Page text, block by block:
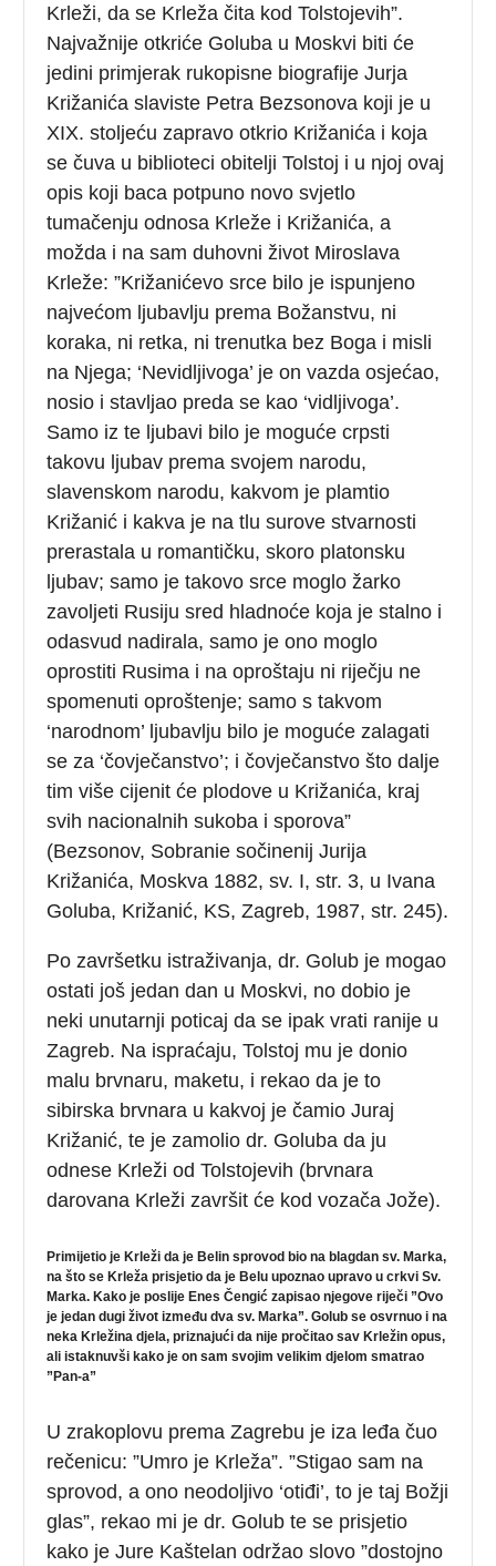
Krleži, da se Krleža čita kod Tolstojevih”.
Najvažnije otkriće Goluba u Moskvi biti će
jedini primjerak rukopisne biografije Jurja
Križanića slaviste Petra Bezsonova koji je u
XIX. stoljeću zapravo otkrio Križanića i koja
se čuva u biblioteci obitelji Tolstoj i u njoj ovaj
opis koji baca potpuno novo svjetlo
tumačenju odnosa Krleže i Križanića, a
možda i na sam duhovni život Miroslava
Krleže: ”Križanićevo srce bilo je ispunjeno
najvećom ljubavlju prema Božanstvu, ni
koraka, ni retka, ni trenutka bez Boga i misli
na Njega; ‘Nevidljivoga’ je on vazda osjećao,
nosio i stavljao preda se kao ‘vidljivoga’.
Samo iz te ljubavi bilo je moguće crpsti
takovu ljubav prema svojem narodu,
slavenskom narodu, kakvom je plamtio
Križanić i kakva je na tlu surove stvarnosti
prerastala u romantičku, skoro platonsku
ljubav; samo je takovo srce moglo žarko
zavoljeti Rusiju sred hladnoće koja je stalno i
odasvud nadirala, samo je ono moglo
oprostiti Rusima i na oproštaju ni riječju ne
spomenuti oproštenje; samo s takvom
‘narodnom’ ljubavlju bilo je moguće zalagati
se za ‘čovječanstvo’; i čovječanstvo što dalje
tim više cijenit će plodove u Križanića, kraj
svih nacionalnih sukoba i sporova”
(Bezsonov, Sobranie sočinenij Jurija
Križanića, Moskva 1882, sv. I, str. 3, u Ivana
Goluba, Križanić, KS, Zagreb, 1987, str. 245).
Po završetku istraživanja, dr. Golub je mogao
ostati još jedan dan u Moskvi, no dobio je
neki unutarnji poticaj da se ipak vrati ranije u
Zagreb. Na ispraćaju, Tolstoj mu je donio
malu brvnaru, maketu, i rekao da je to
sibirska brvnara u kakvoj je čamio Juraj
Križanić, te je zamolio dr. Goluba da ju
odnese Krleži od Tolstojevih (brvnara
darovana Krleži završit će kod vozača Jože).
Primijetio je Krleži da je Belin sprovod bio na blagdan sv. Marka,
na što se Krleža prisjetio da je Belu upoznao upravo u crkvi Sv.
Marka. Kako je poslije Enes Čengić zapisao njegove riječi ”Ovo
je jedan dugi život između dva sv. Marka”. Golub se osvrnuo i na
neka Krležina djela, priznajući da nije pročitao sav Krležin opus,
ali istaknuvši kako je on sam svojim velikim djelom smatrao
”Pan-a”
U zrakoplovu prema Zagrebu je iza leđa čuo
rečenicu: ”Umro je Krleža”. ”Stigao sam na
sprovod, a ono neodoljivo ‘otiđi’, to je taj Božji
glas”, rekao mi je dr. Golub te se prisjetio
kako je Jure Kaštelan održao slovo ”dostojno